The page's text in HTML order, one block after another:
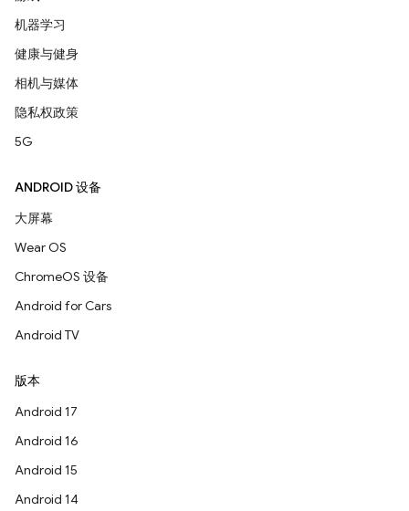
机器学习
健康与健身
相机与媒体
隐私权政策
5G
ANDROID 设备
大屏幕
Wear OS
ChromeOS 设备
Android for Cars
Android TV
版本
Android 17
Android 16
Android 15
Android 14